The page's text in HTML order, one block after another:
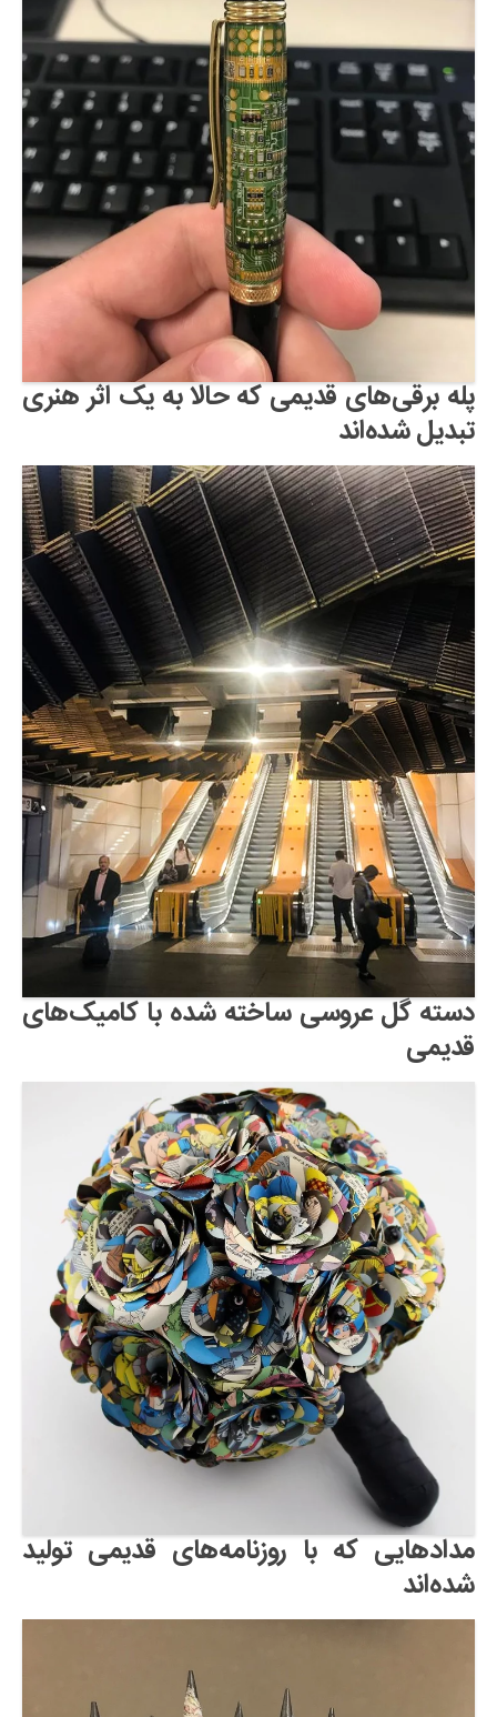
پله برقی‌های قدیمی که حالا به یک اثر هنری
تبدیل شده‌اند
دسته گل عروسی ساخته شده با کامیک‌های
قدیمی
مدادهایی که با روزنامه‌های قدیمی تولید
شده‌اند